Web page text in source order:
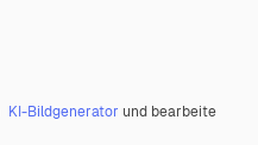
KI-Bildgenerator und bearbeite